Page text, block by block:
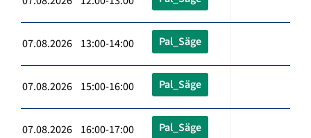
07.08.2026 13:00-14:00 Pal_Säge
07.08.2026 15:00-16:00 Pal_Säge
07.08.2026 16:00-17:00 Pal_Säge